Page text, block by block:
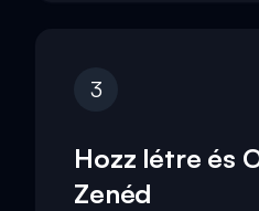
3
Hozz létre és
Zenéd